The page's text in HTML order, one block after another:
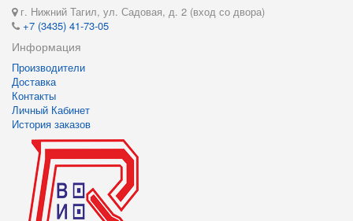
г. Нижний Тагил, ул. Садовая, д. 2 (вход со двора)
+7 (3435) 41-73-05
Информация
Производители
Доставка
Контакты
Личный Кабинет
История заказов